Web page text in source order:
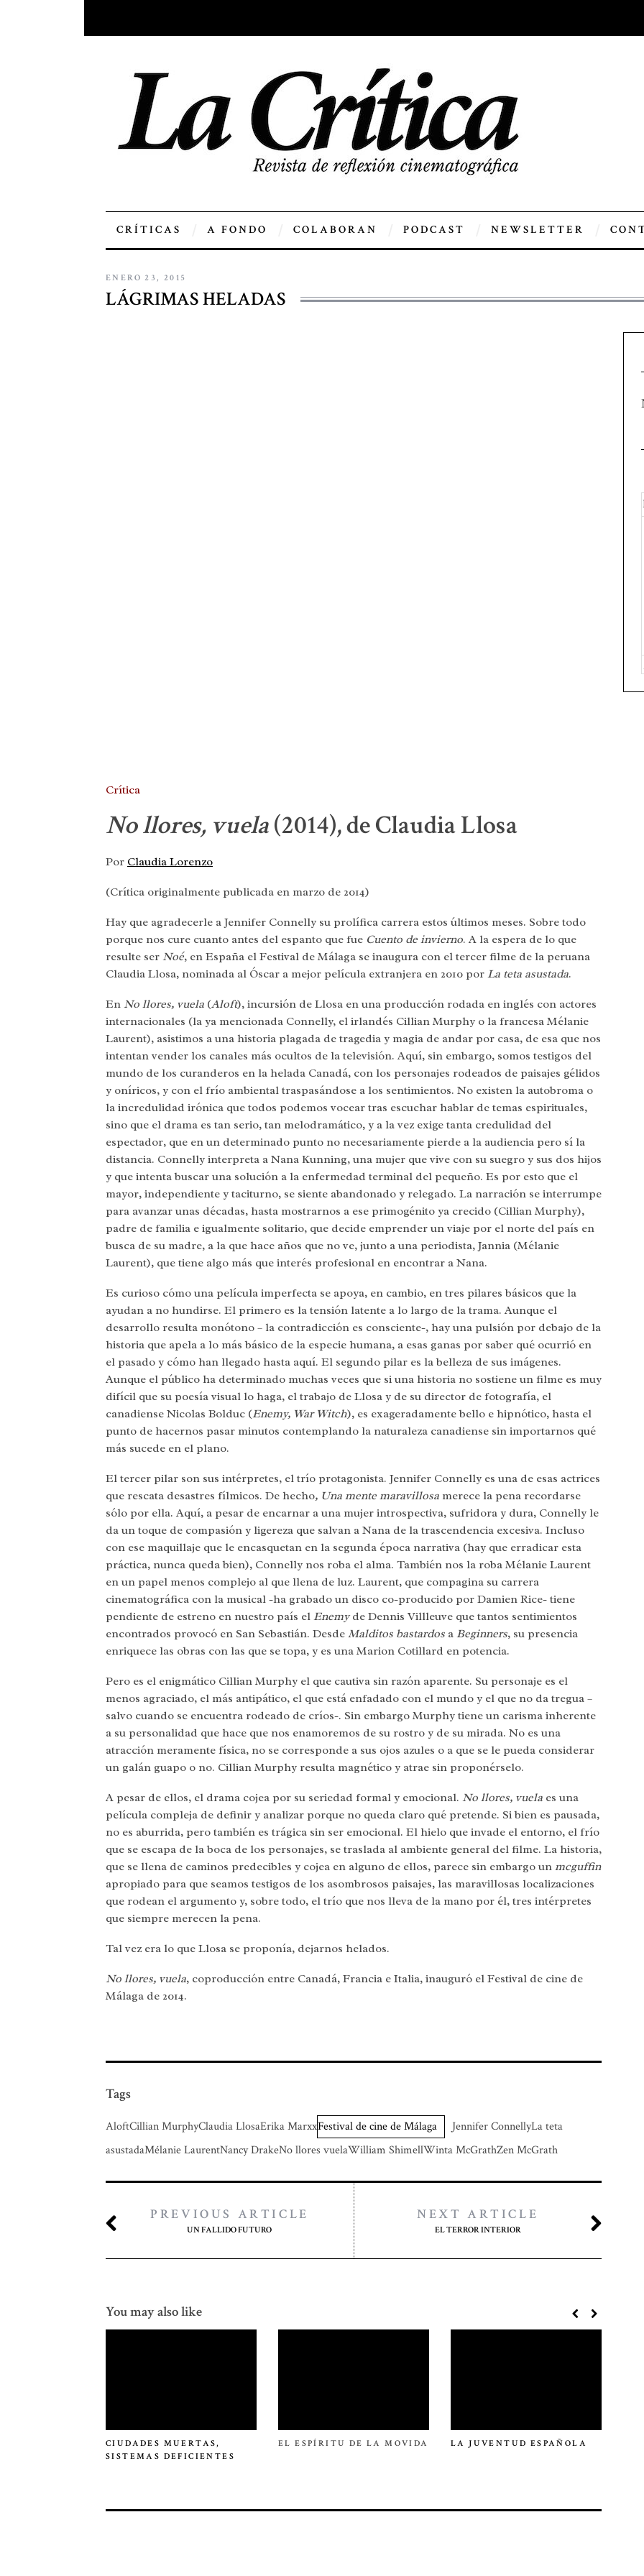
CRÍTICAS A FONDO COLABORAN PODCAST NEWSLETTER
ENERO 23, 2015
LÁGRIMAS HELADAS
Crítica
No llores, vuela(2014), de Claudia Llosa
Por Claudia Lorenzo
(Crítica originalmente publicada en marzo de 2014)
Hay que agradecerle a Jennifer Connelly su prolífica carrera estos últimos meses. Sobre todo
porque nos cure cuanto antes del espanto que fue Cuento de invierno. A la espera de lo que
resulte ser Noé, en España el Festival de Málaga se inaugura con el tercer filme de la peruana
Claudia Llosa, nominada al Óscar a mejor película extranjera en 2010 por La teta asustada.
En No llores, vuela (Aloft), incursión de Llosa en una producción rodada en inglés con actores
internacionales (la ya mencionada Connelly, el irlandés Cillian Murphy o la francesa Mélanie
Laurent), asistimos a una historia plagada de tragedia y magia de andar por casa, de esa que nos
intentan vender los canales más ocultos de la televisión. Aquí, sin embargo, somos testigos del
mundo de los curanderos en la helada Canadá, con los personajes rodeados de paisajes gélidos
y oníricos, y con el frío ambiental traspasándose a los sentimientos. No existen la autobroma o
la incredulidad irónica que todos podemos vocear tras escuchar hablar de temas espirituales,
sino que el drama es tan serio, tan melodramático, y a la vez exige tanta credulidad del
espectador, que en un determinado punto no necesariamente pierde a la audiencia pero sí la
distancia. Connelly interpreta a Nana Kunning, una mujer que vive con su suegro y sus dos hijos
y que intenta buscar una solución a la enfermedad terminal del pequeño. Es por esto que el
mayor, independiente y taciturno, se siente abandonado y relegado. La narración se interrumpe
para avanzar unas décadas, hasta mostrarnos a ese primogénito ya crecido (Cillian Murphy),
padre de familia e igualmente solitario, que decide emprender un viaje por el norte del país en
busca de su madre, a la que hace años que no ve, junto a una periodista, Jannia (Mélanie
Laurent), que tiene algo más que interés profesional en encontrar a Nana.
Es curioso cómo una película imperfecta se apoya, en cambio, en tres pilares básicos que la
ayudan a no hundirse. El primero es la tensión latente a lo largo de la trama. Aunque el
desarrollo resulta monótono – la contradicción es consciente-, hay una pulsión por debajo de la
historia que apela a lo más básico de la especie humana, a esas ganas por saber qué ocurrió en
el pasado y cómo han llegado hasta aquí. El segundo pilar es la belleza de sus imágenes.
Aunque el público ha determinado muchas veces que si una historia no sostiene un filme es muy
difícil que su poesía visual lo haga, el trabajo de Llosa y de su director de fotografía, el
canadiense Nicolas Bolduc (Enemy, War Witch), es exageradamente bello e hipnótico, hasta el
punto de hacernos pasar minutos contemplando la naturaleza canadiense sin importarnos qué
más sucede en el plano.
El tercer pilar son sus intérpretes, el trío protagonista. Jennifer Connelly es una de esas actrices
que rescata desastres fílmicos. De hecho, Una mente maravillosa merece la pena recordarse
sólo por ella. Aquí, a pesar de encarnar a una mujer introspectiva, sufridora y dura, Connelly le
da un toque de compasión y ligereza que salvan a Nana de la trascendencia excesiva. Incluso
con ese maquillaje que le encasquetan en la segunda época narrativa (hay que erradicar esta
práctica, nunca queda bien), Connelly nos roba el alma. También nos la roba Mélanie Laurent
en un papel menos complejo al que llena de luz. Laurent, que compagina su carrera
cinematográfica con la musical -ha grabado un disco co-producido por Damien Rice- tiene
pendiente de estreno en nuestro país el Enemyde Dennis Villleuve que tantos sentimientos
encontrados provocó en San Sebastián. Desde Malditos bastardos a Beginners, su presencia
enriquece las obras con las que se topa, y es una Marion Cotillard en potencia.
Pero es el enigmático Cillian Murphy el que cautiva sin razón aparente. Su personaje es el
menos agraciado, el más antipático, el que está enfadado con el mundo y el que no da tregua –
salvo cuando se encuentra rodeado de críos-. Sin embargo Murphy tiene un carisma inherente
a su personalidad que hace que nos enamoremos de su rostro y de su mirada. No es una
atracción meramente física, no se corresponde a sus ojos azules o a que se le pueda considerar
un galán guapo o no. Cillian Murphy resulta magnético y atrae sin proponérselo.
A pesar de ellos, el drama cojea por su seriedad formal y emocional. No llores, vuela es una
película compleja de definir y analizar porque no queda claro qué pretende. Si bien es pausada,
no es aburrida, pero también es trágica sin ser emocional. El hielo que invade el entorno, el frío
que se escapa de la boca de los personajes, se traslada al ambiente general del filme. La historia,
que se llena de caminos predecibles y cojea en alguno de ellos, parece sin embargo un mcguffin
apropiado para que seamos testigos de los asombrosos paisajes, las maravillosas localizaciones
que rodean el argumento y, sobre todo, el trío que nos lleva de la mano por él, tres intérpretes
que siempre merecen la pena.
Tal vez era lo que Llosa se proponía, dejarnos helados.
No llores, vuela, coproducción entre Canadá, Francia e Italia, inauguró el Festival de cine de
Málaga de 2014.
Tags
AloftCillian MurphyClaudia LlosaErika MarxxFestival de cine de Málaga
Jennifer ConnellyLa teta
asustadaMélanie LaurentNancy DrakeNo llores vuelaWilliam ShimellWinta McGrathZen McGrath
PREVIOUS ARTICLE
UN FALLIDO FUTURO
NEXT ARTICLE
EL TERROR INTERIOR
You may also like
CIUDADES MUERTAS,
SISTEMAS DEFICIENTES
EL ESPÍRITU DE LA MOVIDA LA JUVENTUD ESPAÑOLA